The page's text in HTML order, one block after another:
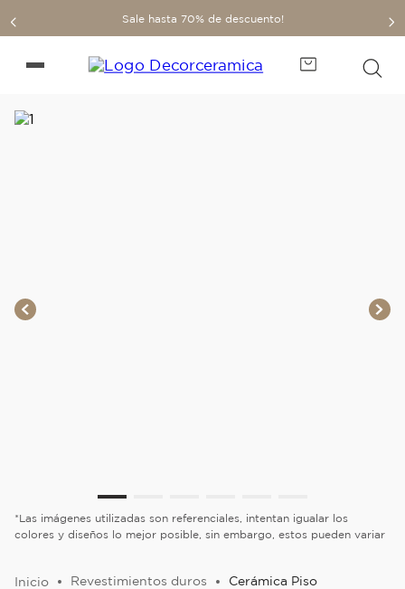
Sale hasta 70% de descuento!
*Las imágenes utilizadas son referenciales, intentan igualar los
colores y diseños lo mejor posible, sin embargo, estos pueden variar
Revestimientos duros Cerámica Piso